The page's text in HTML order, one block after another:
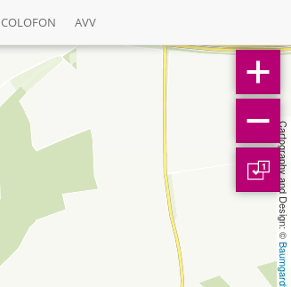
COLOFON AVV
Cartography and Design: ©
1